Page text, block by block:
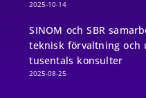
2025-10-14
SINOM och SBR
teknisk förvaltning och
tusentals konsulter
2025-08-25